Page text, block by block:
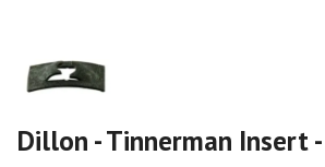
Dillon - Tinnerman Insert